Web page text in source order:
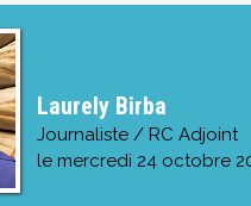
Laurely Birba
Journaliste / RC Adjoint
le mercredi 24 octobre